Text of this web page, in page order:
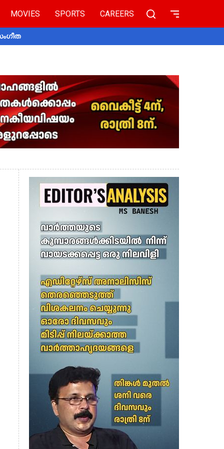
MOVIES SPORTS CAREERS